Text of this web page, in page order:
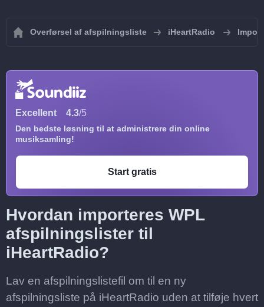
Overførsel af afspilningsliste iHeartRadio
Excellent 4.3/5
Den bedste løsning til at administrere din online
musiksamling!
Start gratis
Hvordan importeres WPL
afspilningslister til
iHeartRadio?
Lav en afspilningslistefil om til en ny
afspilningsliste på iHeartRadio uden at tilføje hvert